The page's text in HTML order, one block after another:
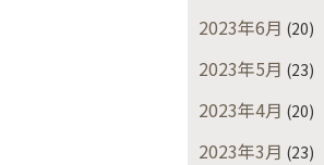
2023年6月 (20)
2023年5月 (23)
2023年4月 (20)
2023年3月 (23)